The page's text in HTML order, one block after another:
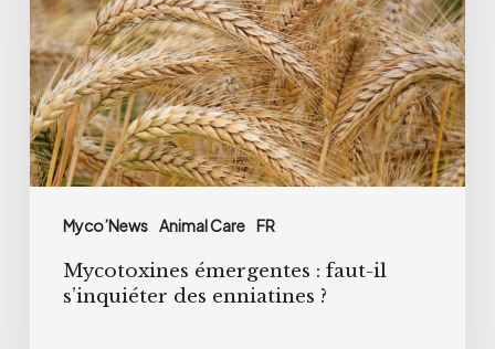
Myco’News Animal Care FR
faut-
il
s’inquiéter
des
enniatines
?
Mycotoxines émergentes : faut-il
s’inquiéter des enniatines ?